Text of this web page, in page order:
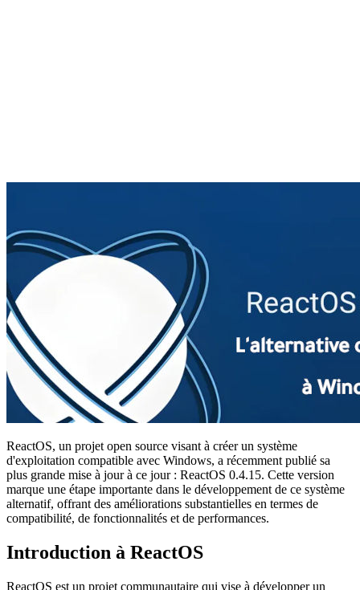
ReactOS, un projet open source visant à créer un système
d'exploitation compatible avec Windows, a récemment publié sa
plus grande mise à jour à ce jour : ReactOS 0.4.15. Cette version
marque une étape importante dans le développement de ce système
alternatif, offrant des améliorations substantielles en termes de
compatibilité, de fonctionnalités et de performances.
Introduction à ReactOS
ReactOS est un projet communautaire qui vise à développer un